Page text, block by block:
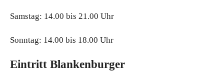
Samstag: 14.00 bis 21.00 Uhr
Sonntag: 14.00 bis 18.00 Uhr
Eintritt Blankenburger